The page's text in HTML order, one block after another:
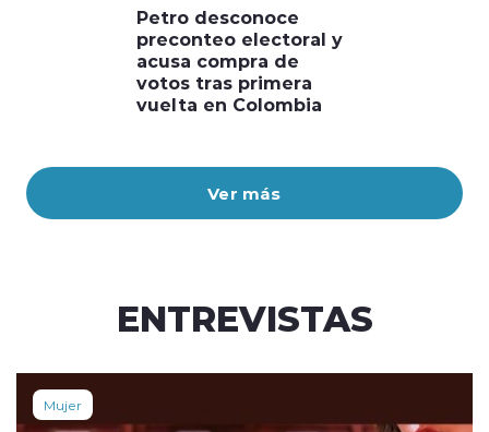
Ver más
Petro desconoce
preconteo electoral y
acusa compra de
votos tras primera
vuelta en Colombia
ENTREVISTAS
Mujer